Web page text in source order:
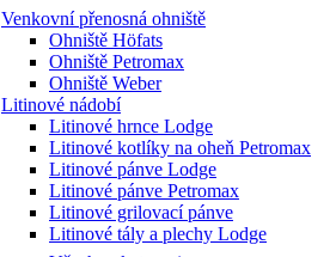
Venkovní přenosná ohniště
Ohniště Höfats
Ohniště Petromax
Ohniště Weber
Litinové nádobí
Litinové hrnce Lodge
Litinové kotlíky na oheň Petromax
Litinové pánve Lodge
Litinové pánve Petromax
Litinové grilovací pánve
Litinové tály a plechy Lodge